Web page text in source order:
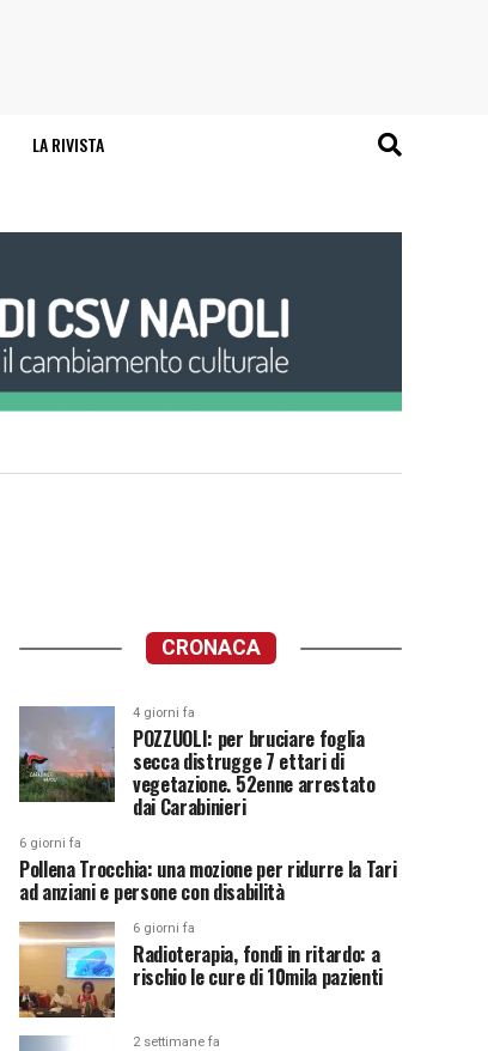
LA RIVISTA
CRONACA
4 giorni fa
POZZUOLI: per bruciare foglia
secca distrugge 7 ettari di
vegetazione. 52enne arrestato
dai Carabinieri
6 giorni fa
Pollena Trocchia: una mozione per ridurre la Tari
ad anziani e persone con disabilità
6 giorni fa
Radioterapia, fondi in ritardo: a
rischio le cure di 10mila pazienti
2 settimane fa